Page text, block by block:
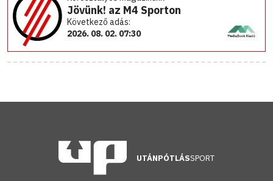
Jövünk! az M4 Sporton
Következő adás:
2026. 08. 02. 07:30
UTÁNPÓTLÁSSPORT